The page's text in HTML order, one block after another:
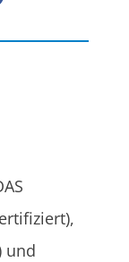
und